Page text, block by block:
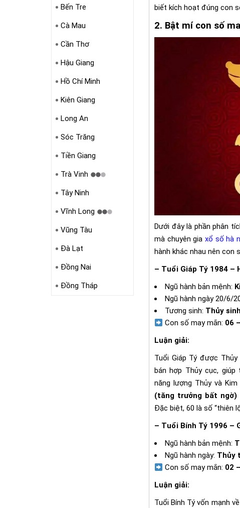
Bến Tre
Cà Mau
Cần Thơ
Hậu Giang
Hồ Chí Minh
Kiên Giang
Long An
Sóc Trăng
Tiền Giang
Trà Vinh
Tây Ninh
Vĩnh Long
Vũng Tàu
Đà Lạt
Đồng Nai
Đồng Tháp
biết kích hoạt đúng con
2. Bật mí con số
Dưới đây là phần phân
mà chuyên giaxổ số hà
hành khác nhau nên con
– Tuổi Giáp Tý 1984 –
Ngũ hành bản mệnh:
Ngũ hành ngày 20/6/
Tương sinh: Thủy
Con số may mắn: 06
Luận giải:
Tuổi Giáp Tý được
bán hợp Thủy cục,
năng lượng Thủy và Kim
(tăng trưởng bất ngờ)
Đặc biệt, 60 là số “thiên
– Tuổi Bính Tý 1996 –
Ngũ hành bản mệnh:
Ngũ hành ngày: Thủy
Con số may mắn: 02
Luận giải:
Tuổi Bính Tý vốn mạnh